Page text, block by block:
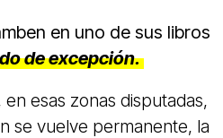
en uno de sus libros
de excepción.
esas zonas disputadas,
se vuelve permanente, la